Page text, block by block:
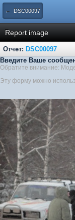
← DSC00097
Report image
Отчет: DSC00097
Введите Ваше
Обратите внимание:
Эту форму можно